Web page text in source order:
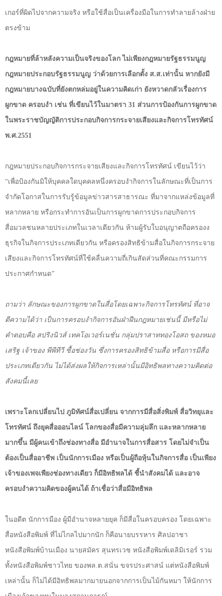
เกอร์ที่ผิดไปจากความจริง หรือใช้สื่อเป็นเครื่องมือในการทำลายล้างฝ่าย
ตรงข้าม
กฎหมายที่ล้าหลังความเป็นจริงของโลก ไม่เพียงกฎหมายรัฐธรรมนูญ
กฎหมายประกอบรัฐธรรมนูญ ว่าด้วยการเลือกตั้ง ส.ส.เท่านั้น หากยังมี
กฎหมายบางฉบับที่ยังตกหล่มอยู่ในความคิดเก่า ยังหวาดกลัวเรื่องการ
ผูกขาด ครอบงำ เช่น ที่เขียนไว้ในมาตรา 31 ส่วนการป้องกันการผูกขาด
ในพระราชบัญญัติการประกอบกิจการกระจายเสียงและกิจการโทรทัศน์
พ.ศ.2551
กฎหมายประกอบกิจการกระจายเสียงและกิจการโทรทัศน์ เขียนไว้ว่า
“เพื่อป้องกันมิให้บุคคลใดบุคคลหนึ่งครอบงำกิจการในลักษณะที่เป็นการ
จำกัดโอกาสในการรับรู้ข้อมูลข่าวสารสาธารณะ ที่มาจากแหล่งข้อมูลที่
หลากหลาย หรือกระทำการอันเป็นการผูกขาดการประกอบกิจการ
สื่อมวลชนหลายประเภทในเวลาเดียวกัน ห้ามผู้รับใบอนุญาตถือครองง
ธุรกิจในกิจการประเภทเดียวกัน หรือครองสิทธิข้ามสื่อในกิจการกระจาย
เสียงและกิจการโทรทัศน์ที่ใช้คลื่นความถี่เกินสัดส่วนที่คณะกรรมการ
ประกาศกำหนด”
ถามว่า ลักษณะของการผูกขาดในสื่อโดยเฉพาะกิจการโทรทัศน์ ที่อาจ
ตีความได้ว่า เป็นการครอบงำกิจการอันฝ่าฝืนกฎหมายเช่นนี้ มีหรือไม่
คำตอบคือ สปริงนิวส์ เทคโอเวอร์เนชั่น กลุ่มปราสาททองโอสถ ของหมอ
เสริฐ เจ้าของ พีพีทีวี ซื้อช่องวัน ซึ่งการครองสิทธิข้ามสื่อ หรือการมีสื่อ
ประเภทเดียวกัน ไม่ได้ส่งผลให้กิจการเหล่านั้นมีอิทธิพลทางความคิดต่อ
สังคมนี้เลย
เพราะโลกเปลี่ยนไป ภูมิทัศน์สื่อเปลี่ยน จากการมีสื่อสิ่งพิมพ์ สื่อวิทยุและ
โทรทัศน์ ถึงยุคสื่อออนไลน์ โลกของสื่อมีความลุ่มลึก และหลากหลาย
มากขึ้น มีผู้คนเข้าถึงช่องทางสื่อ มีอำนาจในการสื่อสาร โดยไม่จำเป็น
ต้องเป็นสื่ออาชีพ เป็นนักการเมือง หรือเป็นผู้ถือหุ้นในกิจการสื่อ เป็นเพียง
เจ้าของเพจเพียงช่องทางเดียว ก็มีอิทธิพลได้ ชี้นำสังคมได้ และอาจ
ครอบงำความคิดของผู้คนได้ ถ้าเชื่อว่าสื่อมีอิทธิพล
ในอดีต นักการมือง ผู้มีอำนาจหลายยุค ก็มีสื่อในครอบครอง โดยเฉพาะ
สื่อหนังสือพิมพ์ ที่ไม่ไกลไปมากนัก ก็คือนายบรรหาร ศิลปอาชา
หนังสือพิมพ์บ้านเมือง นายสมัคร สุนทรเวช หนังสือพิมพ์เดลิมิเรอร์ รวม
ทั้งหนังสือพิมพ์ชาวไทย ของพล.ต.สนั่น ขจรประศาสน์ แต่หนังสือพิมพ์
เหล่านั้น ก็ไม่ได้มีอิทธิพลมากมายนอกจากการเป็นไม้กันหมา ให้นักการ